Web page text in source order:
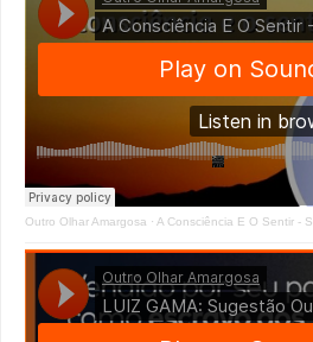
Outro Olhar Amargosa · A Consciência E O Sentir -